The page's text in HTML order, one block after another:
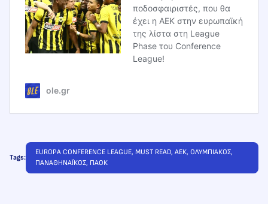
ποδοσφαιριστές, που θα
έχει η ΑΕΚ στην ευρωπαϊκή
της λίστα στη League
Phase του Conference
League!
ole.gr
Tags:
EUROPA CONFERENCE LEAGUE, MUST READ, ΑΕΚ, ΟΛΥΜΠΙΑΚΟΣ
ΠΑΝΑΘΗΝΑΪΚΟΣ, ΠΑΟΚ